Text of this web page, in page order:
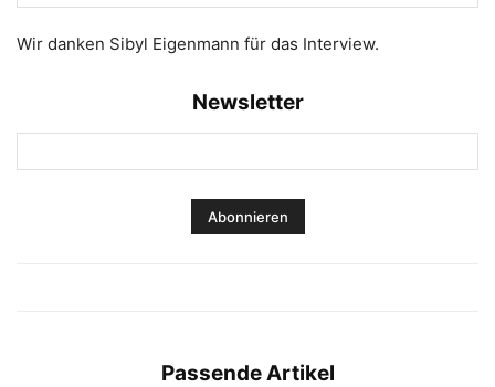
Wir danken Sibyl Eigenmann für das Interview.
Newsletter
Passende Artikel